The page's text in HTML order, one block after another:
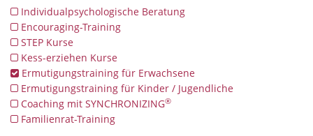
Individualpsychologische Beratung
Encouraging-Training
STEP Kurse
Kess-erziehen Kurse
Ermutigungstraining für Erwachsene
Ermutigungstraining für Kinder / Jugendliche
Coaching mit SYNCHRONIZING®
Familienrat-Training